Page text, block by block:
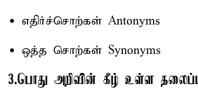
• எதிர்ச்சொற்கள் Antonyms
• ஒத்த சொற்கள் Synonyms
3.பொது அறிவின் கீழ் உள்ள